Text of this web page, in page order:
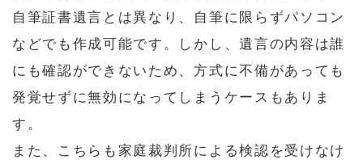
自筆証書遺言とは異なり、自筆に限らずパソコン
などでも作成可能です。しかし、遺言の内容は誰
にも確認ができないため、方式に不備があっても
発覚せずに無効になってしまうケースもありま
す。
また、こちらも家庭裁判所による検認を受けなけ